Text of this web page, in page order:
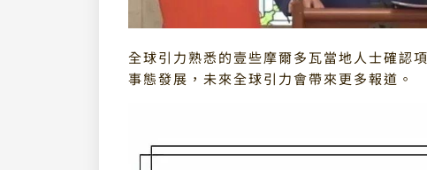
全球引力熟悉的壹些摩爾多瓦當地人士確認
事態發展，未來全球引力會帶來更多報道。